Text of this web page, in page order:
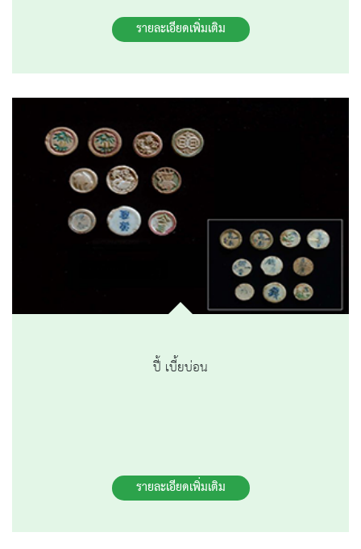
รายละเอียดเพิ่มเติม
ปี้ เบี้ยบ่อน
รายละเอียดเพิ่มเติม